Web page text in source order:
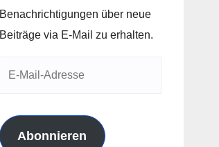
Benachrichtigungen über neue
Beiträge via E-Mail zu erhalten.
Abonnieren